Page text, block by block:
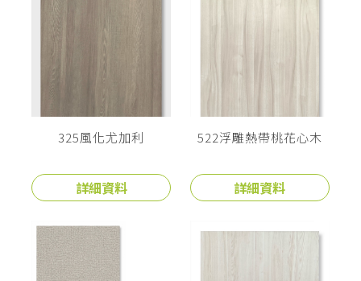
325風化尤加利
詳細資料
522浮雕熱帶桃花心木
詳細資料